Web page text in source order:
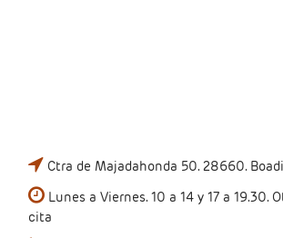
Ctra de Majadahonda 50. 28660.
Lunes a Viernes. 10 a 14 y 17 a 19.30.
cita